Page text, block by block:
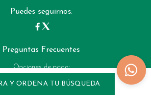
Y ORDENA TU BÚSQUEDA
Puedes seguirnos:
Preguntas Frecuentes
Opciones de pago: